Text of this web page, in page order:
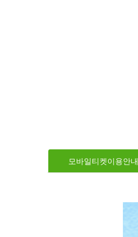
모바일티켓이용안내